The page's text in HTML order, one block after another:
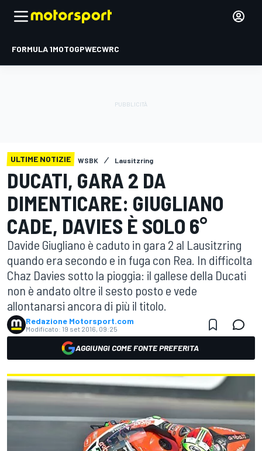
FORMULA 1MOTOGPWECWRC
ULTIME NOTIZIE WSBK Lausitzring
DUCATI, GARA 2 DA
DIMENTICARE: GIUGLIANO
CADE, DAVIES È SOLO 6°
Davide Giugliano è caduto in gara 2 al Lausitzring
quando era secondo e in fuga con Rea. In difficolta
Chaz Davies sotto la pioggia: il gallese della Ducati
non è andato oltre il sesto posto e vede
allontanarsi ancora di più il titolo.
Redazione Motorsport.com
Modificato: 19 set 2016, 09:25
AGGIUNGI COME FONTE PREFERITA